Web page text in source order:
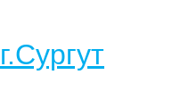
г.Сургут